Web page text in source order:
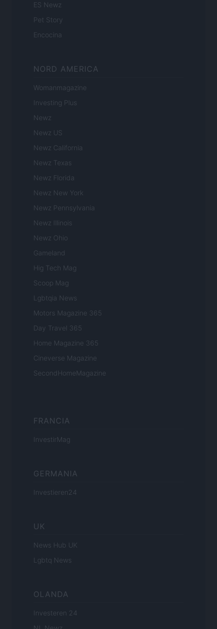
ES Newz
Pet Story
Encocina
NORD AMERICA
Womanmagazine
Investing Plus
Newz
Newz US
Newz California
Newz Texas
Newz Florida
Newz New York
Newz Pennsylvania
Newz Illinois
Newz Ohio
Gameland
Hig Tech Mag
Scoop Mag
Lgbtqia News
Motors Magazine 365
Day Travel 365
Home Magazine 365
Cineverse Magazine
SecondHomeMagazine
FRANCIA
InvestirMag
GERMANIA
Investieren24
UK
News Hub UK
Lgbtq News
OLANDA
Investeren 24